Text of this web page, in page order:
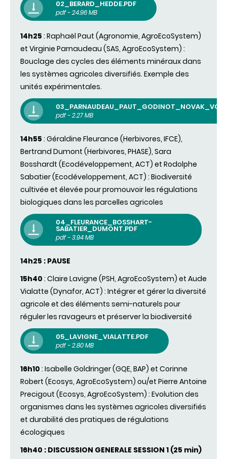
02_BERARD_HEDDE.PDF
pdf - 24.96 MB
14h25 : Raphaël Paut (Agronomie, AgroEcoSystem)
et Virginie Parnaudeau (SAS, AgroEcoSystem) :
Bouclage des cycles des éléments minéraux dans
les systèmes agricoles diversifiés. Exemple des
unités expérimentales.
pdf - 2.27 MB
14h55 : Géraldine Fleurance (Herbivores, IFCE),
Bertrand Dumont (Herbivores, PHASE), Sara
Bosshardt (Ecodéveloppement, ACT) et Rodolphe
Sabatier (Ecodéveloppement, ACT) : Biodiversité
cultivée et élevée pour promouvoir les régulations
biologiques dans les parcelles agricoles
04_FLEURANCE_BOSSHART-
SABATIER_DUMONT.PDF
pdf - 3.94 MB
14h25 : PAUSE
15h40 : Claire Lavigne (PSH, AgroEcoSystem) et Aude
Vialatte (Dynafor, ACT) : Intégrer et gérer la diversité
agricole et des éléments semi-naturels pour
réguler les ravageurs et préserver la biodiversité
05_LAVIGNE_VIALATTE.PDF
pdf - 2.80 MB
16h10 : Isabelle Goldringer (GQE, BAP) et Corinne
Robert (Ecosys, AgroEcoSystem) ou/et Pierre Antoine
Precigout (Ecosys, AgroEcoSystem) : Evolution des
organismes dans les systèmes agricoles diversifiés
et durabilité des pratiques de régulations
écologiques
16h40 : DISCUSSION GENERALE SESSION 1 (25 min)